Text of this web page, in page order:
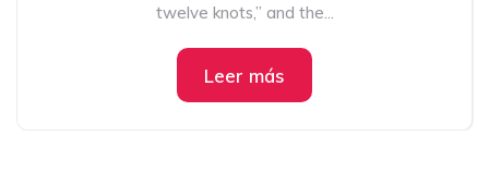
twelve knots,” and the...
Leer más